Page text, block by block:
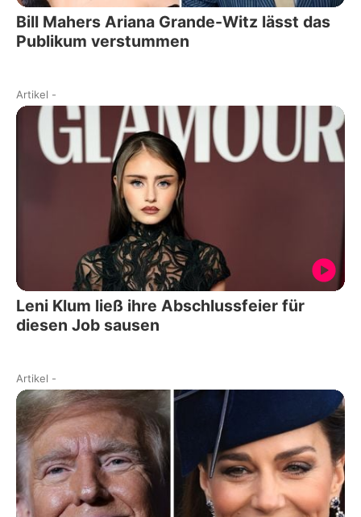
Bill Mahers Ariana Grande-Witz lässt das
Publikum verstummen
Artikel -
Leni Klum ließ ihre Abschlussfeier für
diesen Job sausen
Artikel -